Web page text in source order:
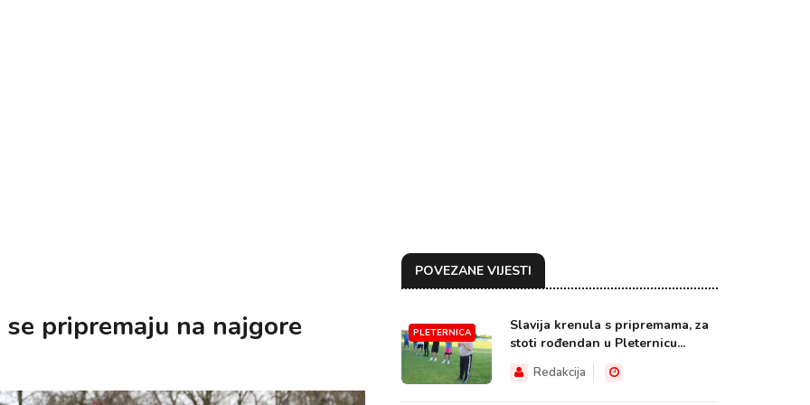
pripremaju na najgore
POVEZANE VIJESTI
PLETERNICA
Slavija krenula s pripremama, za
stoti rođendan u Pleternicu...
Redakcija